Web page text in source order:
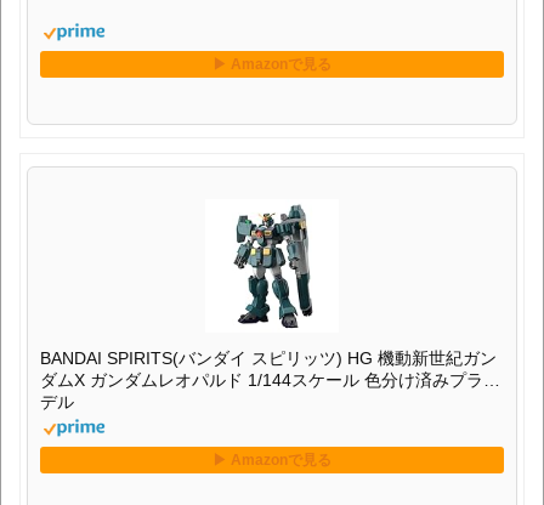
BANDAI SPIRITS(バンダイ スピリッツ) HG 機動新世紀ガン
ダムX ガンダムレオパルド 1/144スケール 色分け済みプラモ
デル